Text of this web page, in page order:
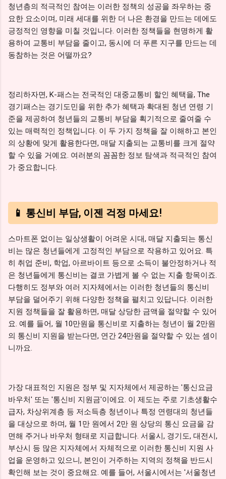
청년층의 적극적인 참여는 이러한 정책의 성공을 좌우하는 중
요한 요소이며, 미래 세대를 위한 더 나은 환경을 만드는 데에도
긍정적인 영향을 미칠 것입니다. 이러한 정책들을 현명하게 활
용하여 교통비 부담을 줄이고, 동시에 더 푸른 지구를 만드는 데
동참하는 것은 어떨까요?
정리하자면, K-패스는 전국적인 대중교통비 할인 혜택을, The
경기패스는 경기도민을 위한 추가 혜택과 확대된 청년 연령 기
준을 제공하여 청년들의 교통비 부담을 획기적으로 줄여줄 수
있는 매력적인 정책입니다. 이 두 가지 정책을 잘 이해하고 본인
의 상황에 맞게 활용한다면, 매달 지출되는 교통비를 크게 절약
할 수 있을 거예요. 여러분의 꼼꼼한 정보 탐색과 적극적인 참여
가 중요합니다.
📱 통신비 부담, 이젠 걱정 마세요!
스마트폰 없이는 일상생활이 어려운 시대, 매달 지출되는 통신
비는 많은 청년들에게 고정적인 부담으로 작용하고 있어요. 특
히 취업 준비, 학업, 아르바이트 등으로 소득이 불안정하거나 적
은 청년들에게 통신비는 결코 가볍게 볼 수 없는 지출 항목이죠.
다행히도 정부와 여러 지자체에서는 이러한 청년들의 통신비
부담을 덜어주기 위해 다양한 정책을 펼치고 있답니다. 이러한
지원 정책들을 잘 활용하면, 매달 상당한 금액을 절약할 수 있어
요. 예를 들어, 월 10만원을 통신비로 지출하는 청년이 월 2만원
의 통신비 지원을 받는다면, 연간 24만원을 절약할 수 있는 셈이
니까요.
가장 대표적인 지원은 정부 및 지자체에서 제공하는 '통신요금
바우처' 또는 '통신비 지원금'이에요. 이 제도는 주로 기초생활수
급자, 차상위계층 등 저소득층 청년이나 특정 연령대의 청년들
을 대상으로 하며, 월 1만 원에서 2만 원 상당의 통신 요금을 감
면해 주거나 바우처 형태로 지급합니다. 서울시, 경기도, 대전시,
부산시 등 많은 지자체에서 자체적으로 이러한 통신비 지원 사
업을 운영하고 있으니, 본인이 거주하는 지역의 정책을 반드시
확인해 보는 것이 중요해요. 예를 들어, 서울시에서는 '서울청년